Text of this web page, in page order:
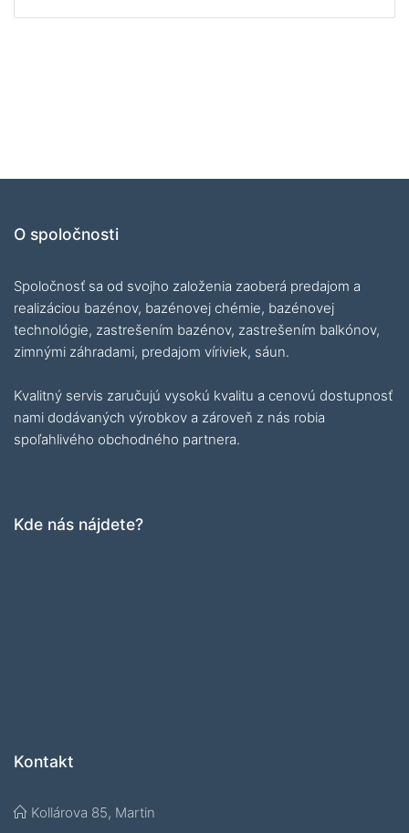
O spoločnosti
Spoločnosť sa od svojho založenia zaoberá predajom a
realizáciou bazénov, bazénovej chémie, bazénovej
technológie, zastrešením bazénov, zastrešením balkónov,
zimnými záhradami, predajom víriviek, sáun.
Kvalitný servis zaručujú vysokú kvalitu a cenovú dostupnosť
nami dodávaných výrobkov a zároveň z nás robia
spoľahlivého obchodného partnera.
Kde nás nájdete?
Kontakt
Kollárova 85, Martin